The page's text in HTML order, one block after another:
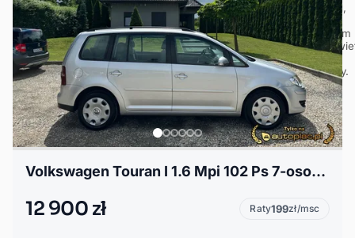
Volkswagen Touran I 1.6 Mpi 102 Ps 7-osobowy
12 900 zł Raty199zł/msc